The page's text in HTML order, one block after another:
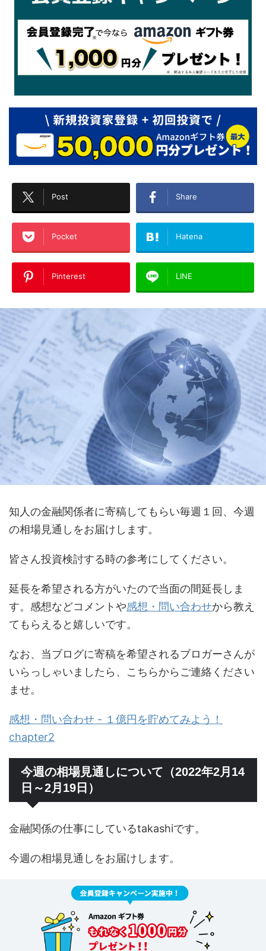
Post Share
Pocket Hatena
Pinterest LINE
知人の金融関係者に寄稿してもらい毎週１回、今週
の相場見通しをお届けします。
皆さん投資検討する時の参考にしてください。
延長を希望される方がいたので当面の間延長しま
す。感想などコメントや感想・問い合わせから教え
てもらえると嬉しいです。
なお、当ブログに寄稿を希望されるブロガーさんが
いらっしゃいましたら、こちらからご連絡ください
ませ。
感想・問い合わせ - １億円を貯めてみよう！
chapter2
今週の相場見通しについて（2022年2月14
日～2月19日）
金融関係の仕事にしているtakashiです。
今週の相場見通しをお届けします。